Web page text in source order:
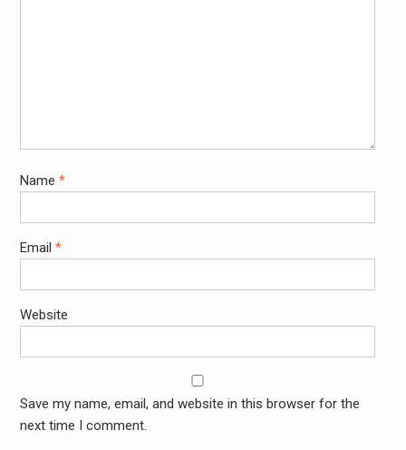
Name *
Email *
Website
Save my name, email, and website in this browser for the
next time I comment.